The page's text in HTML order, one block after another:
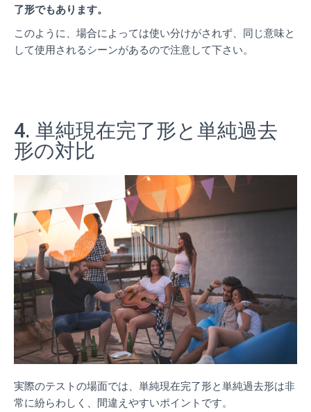
了形でもあります。
このように、場合によっては使い分けがされず、同じ意味と
して使用されるシーンがあるので注意して下さい。
4. 単純現在完了形と単純過去
形の対比
実際のテストの場面では、単純現在完了形と単純過去形は非
常に紛らわしく、間違えやすいポイントです。